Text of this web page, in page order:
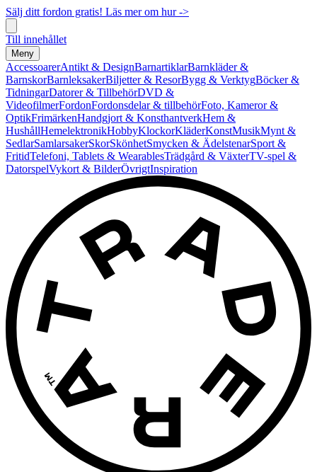
Sälj ditt fordon gratis! Läs mer om hur ->
Till innehållet
Meny
AccessoarerAntikt & DesignBarnartiklarBarnkläder &
BarnskorBarnleksakerBiljetter & ResorBygg & VerktygBöcker &
TidningarDatorer & TillbehörDVD &
VideofilmerFordonFordonsdelar & tillbehörFoto, Kameror &
OptikFrimärkenHandgjort & KonsthantverkHem &
HushållHemelektronikHobbyKlockorKläderKonstMusikMynt &
SedlarSamlarsakerSkorSkönhetSmycken & ÄdelstenarSport &
FritidTelefoni, Tablets & WearablesTrädgård & VäxterTV-spel &
DatorspelVykort & BilderÖvrigtInspiration